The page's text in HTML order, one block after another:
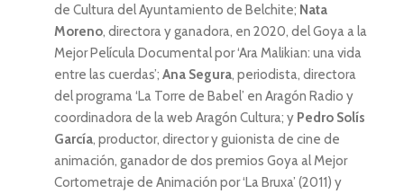
de Cultura del Ayuntamiento de Belchite; Nata
Moreno, directora y ganadora, en 2020, del Goya a la
Mejor Película Documental por ‘Ara Malikian: una vida
entre las cuerdas’; Ana Segura, periodista, directora
del programa ‘La Torre de Babel’ en Aragón Radio y
coordinadora de la web Aragón Cultura; y Pedro Solís
García, productor, director y guionista de cine de
animación, ganador de dos premios Goya al Mejor
Cortometraje de Animación por ‘La Bruxa’ (2011) y